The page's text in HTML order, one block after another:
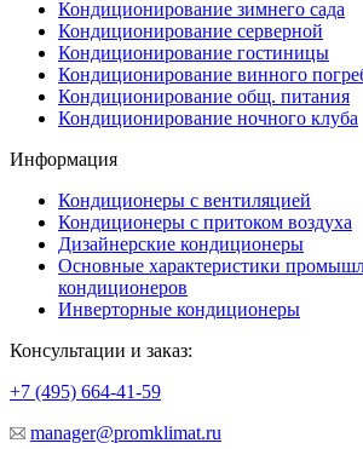
Кондиционирование зимнего сада
Кондиционирование серверной
Кондиционирование гостиницы
Кондиционирование винного
Кондиционирование общ. питания
Кондиционирование ночного клуба
Информация
Кондиционеры с вентиляцией
Кондиционеры с притоком воздуха
Дизайнерские кондиционеры
Основные характеристики
кондиционеров
Инверторные кондиционеры
Консультации и заказ:
+7 (495) 664-41-59
manager@promklimat.ru